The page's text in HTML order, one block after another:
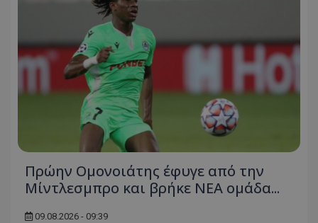
Πρώην Ομονοιάτης έφυγε από την
Μίντλεσμπρο και βρήκε ΝΕΑ ομάδα...
09.08.2026 - 09:39